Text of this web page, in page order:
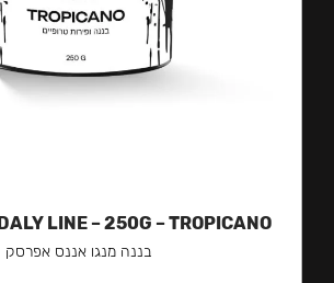
LINE – 250G – TROPICANO
בננה מנגו אננס אפרסק